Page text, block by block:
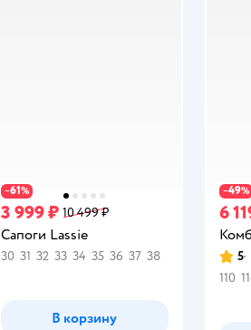
−61%
3 999 ₽ 10 499 ₽
Сапоги Lassie
30 31 32 33 34 35 36 37 38
В корзину
−49%
6
5
110